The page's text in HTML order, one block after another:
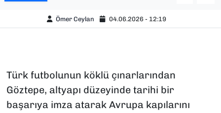
Ömer Ceylan 04.06.2026 - 12:19
Türk futbolunun köklü çınarlarından
Göztepe, altyapı düzeyinde tarihi bir
başarıya imza atarak Avrupa kapılarını